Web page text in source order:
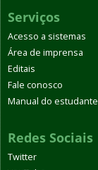
Serviços
Acesso a sistemas
Área de imprensa
Editais
Fale conosco
Manual do estudante
Redes Sociais
Twitter